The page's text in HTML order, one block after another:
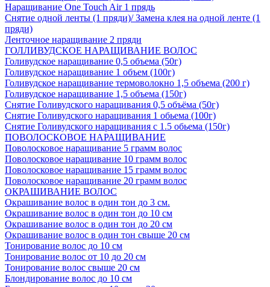
Наращивание One Touch Air 1 прядь
Снятие одной ленты (1 пряди)/ Замена клея на одной ленте (1
пряди)
Ленточное наращивание 2 пряди
ГОЛЛИВУДСКОЕ НАРАЩИВАНИЕ ВОЛОС
Голивудское наращивание 0,5 объема (50г)
Голивудское наращивание 1 объем (100г)
Голивудское наращивание термоволокно 1,5 объема (200 г)
Голивудское наращивание 1,5 объема (150г)
Снятие Голивудского наращивания 0,5 объёма (50г)
Снятие Голивудского наращивания 1 обьема (100г)
Снятие Голивудского наращивания с 1.5 обьема (150г)
ПОВОЛОСКОВОЕ НАРАЩИВАНИЕ
Поволосковое наращивание 5 грамм волос
Поволосковое наращивание 10 грамм волос
Поволосковое наращивание 15 грамм волос
Поволосковое наращивание 20 грамм волос
ОКРАШИВАНИЕ ВОЛОС
Окрашивание волос в один тон до 3 см.
Окрашивание волос в один тон до 10 см
Окрашивание волос в один тон до 20 см
Окрашивание волос в один тон свыше 20 см
Тонирование волос до 10 см
Тонирование волос от 10 до 20 см
Тонирование волос свыше 20 см
Блондирование волос до 10 см